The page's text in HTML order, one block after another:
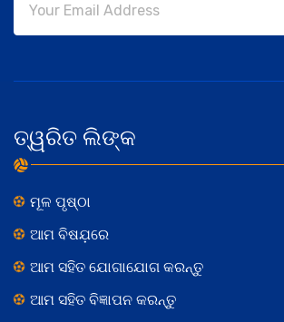
ତ୍ୱରିତ ଲିଙ୍କ
ମୂଳ ପୃଷ୍ଠା
ଆମ ବିଷଯ଼ରେ
ଆମ ସହିତ ଯୋଗାଯୋଗ କରନ୍ତୁ
ଆମ ସହିତ ବିଜ୍ଞାପନ କରନ୍ତୁ